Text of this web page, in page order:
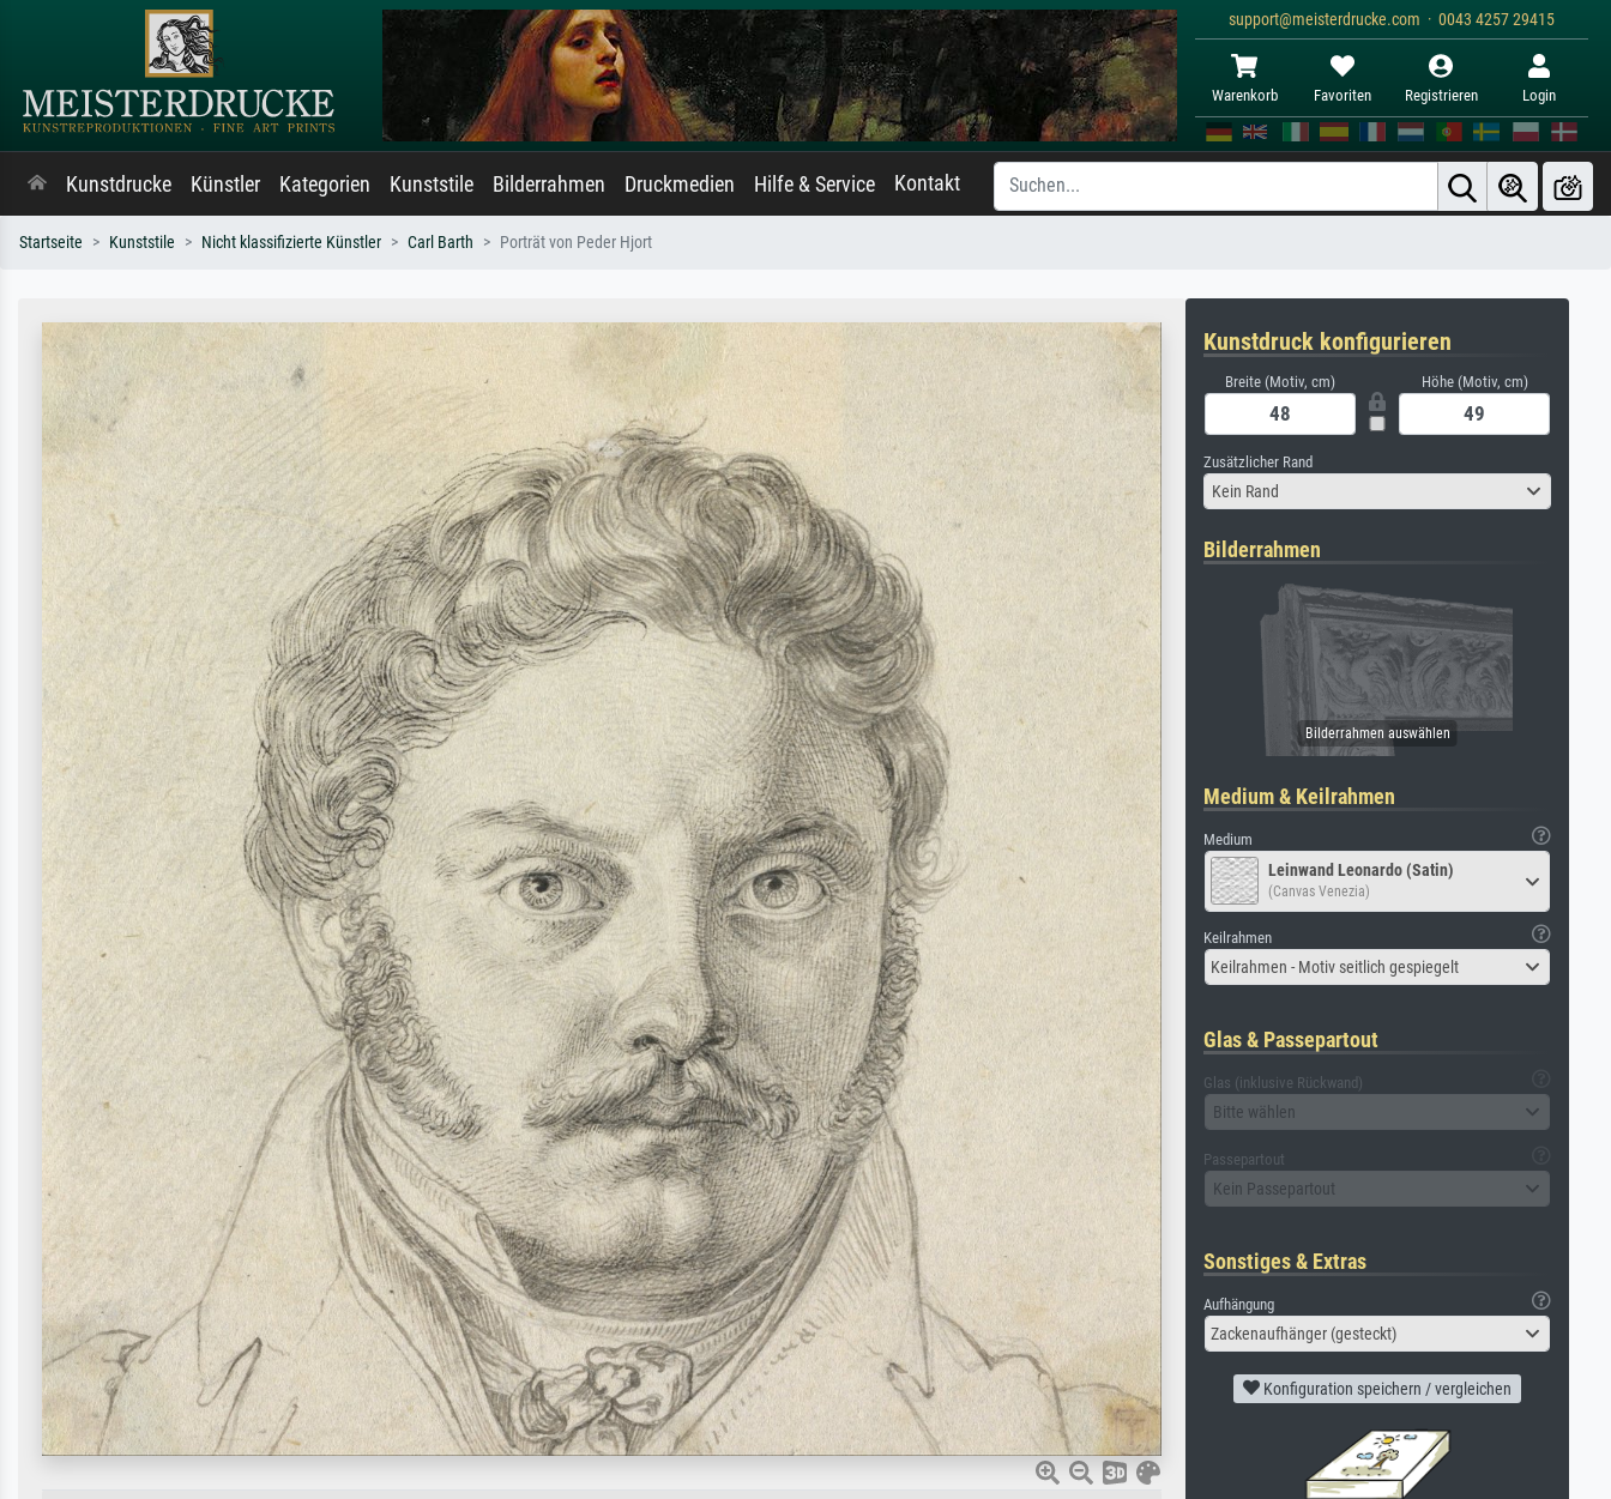
support@meisterdrucke.com · 0043 4257 29415
Warenkorb Favoriten Registrieren Login
Kunstdrucke Künstler Kategorien Kunststile Bilderrahmen Druckmedien Hilfe & Service Kontakt
Startseite Kunststile Nicht klassifizierte Künstler Carl Barth Porträt von Peder Hjort
Kunstdruck konfigurieren
Breite (Motiv, cm) Höhe (Motiv, cm)
Zusätzlicher Rand
Kein Rand
Bilderrahmen
Medium & Keilrahmen
Medium
Leinwand Leonardo (Satin)
(Canvas Venezia)
Keilrahmen
Keilrahmen - Motiv seitlich gespiegelt
Glas & Passepartout
Glas (inklusive Rückwand)
Bitte wählen
Passepartout
Kein Passepartout
Sonstiges & Extras
Aufhängung
Zackenaufhänger (gesteckt)
Konfiguration speichern / vergleichen